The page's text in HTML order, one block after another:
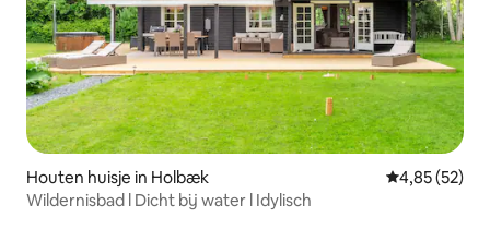
Houten huisje in Holbæk Gemiddelde
4,85 (52)
Wildernisbad l Dicht bij water l Idylisch